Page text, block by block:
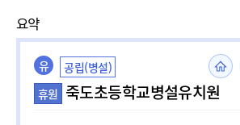
요약
유
공립(병설)
휴원 죽도초등학교병설유치원